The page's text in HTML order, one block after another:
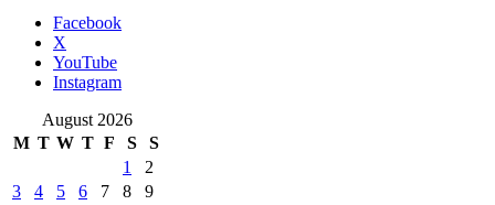
Facebook
X
YouTube
Instagram
August 2026
M T W T F S
S
1
2
3
4 5 6 7 8
9